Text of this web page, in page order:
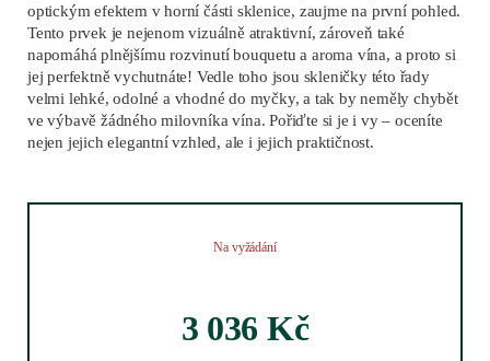
optickým efektem v horní části sklenice, zaujme na první pohled.
Tento prvek je nejenom vizuálně atraktivní, zároveň také
napomáhá plnějšímu rozvinutí bouquetu a aroma vína, a proto si
jej perfektně vychutnáte! Vedle toho jsou skleničky této řady
velmi lehké, odolné a vhodné do myčky, a tak by neměly chybět
ve výbavě žádného milovníka vína. Pořiďte si je i vy – oceníte
nejen jejich elegantní vzhled, ale i jejich praktičnost.
Na vyžádání
3 036 Kč